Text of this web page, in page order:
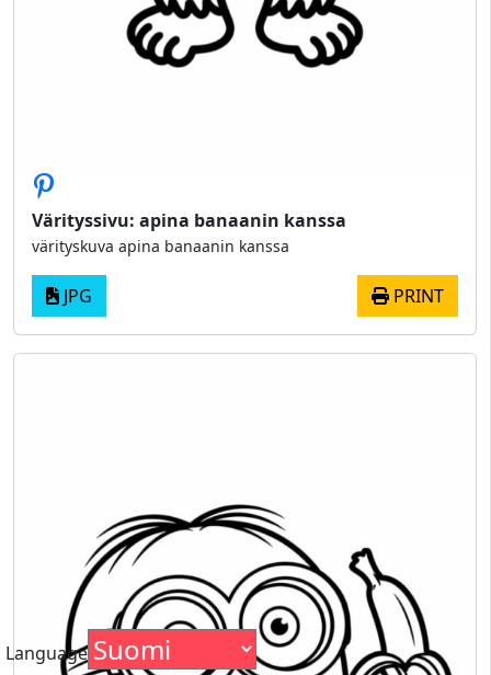
Värityssivu: apina banaanin kanssa
värityskuva apina banaanin kanssa
JPG PRINT
Language